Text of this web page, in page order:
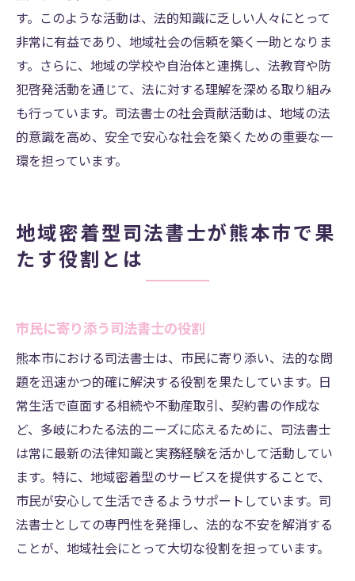
す。このような活動は、法的知識に乏しい人々にとって
非常に有益であり、地域社会の信頼を築く一助となりま
す。さらに、地域の学校や自治体と連携し、法教育や防
犯啓発活動を通じて、法に対する理解を深める取り組み
も行っています。司法書士の社会貢献活動は、地域の法
的意識を高め、安全で安心な社会を築くための重要な一
環を担っています。
地域密着型司法書士が熊本市で果
たす役割とは
市民に寄り添う司法書士の役割
熊本市における司法書士は、市民に寄り添い、法的な問
題を迅速かつ的確に解決する役割を果たしています。日
常生活で直面する相続や不動産取引、契約書の作成な
ど、多岐にわたる法的ニーズに応えるために、司法書士
は常に最新の法律知識と実務経験を活かして活動してい
ます。特に、地域密着型のサービスを提供することで、
市民が安心して生活できるようサポートしています。司
法書士としての専門性を発揮し、法的な不安を解消する
ことが、地域社会にとって大切な役割を担っています。